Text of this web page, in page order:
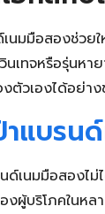
เนมมือสองช่ว
นเทจหรือรุ่นห
ตัวเองได้อย่าง
าแบร
ด์เนมมือสองไ
ผู้บริโภคในห